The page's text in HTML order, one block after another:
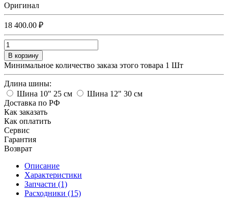
Оригинал
18 400.00 ₽
В корзину
Минимальное количество заказа этого товара 1 Шт
Длина шины:
Шина 10" 25 см
Шина 12" 30 см
Доставка по РФ
Как заказать
Как оплатить
Сервис
Гарантия
Возврат
Описание
Характеристики
Запчасти (1)
Расходники (15)